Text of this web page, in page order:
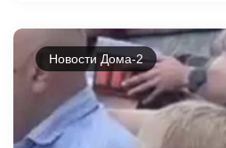
Новости Дома-2